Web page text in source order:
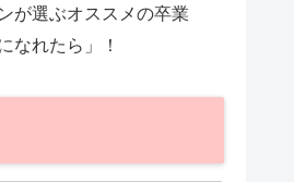
が選ぶオススメの卒業
なれたら」！